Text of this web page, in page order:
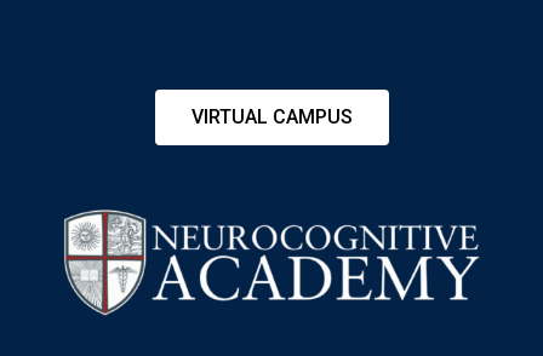
VIRTUAL CAMPUS